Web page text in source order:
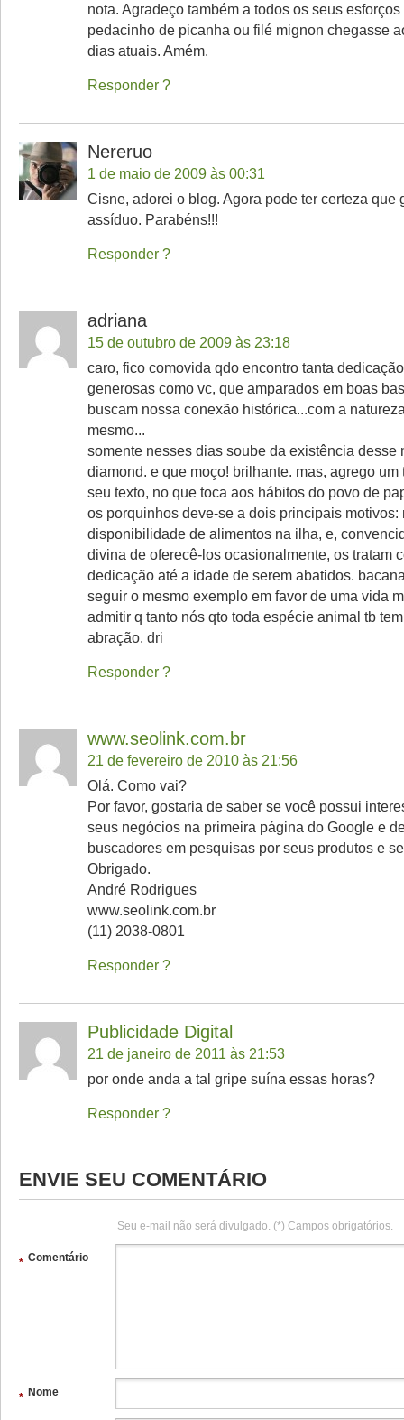
nota. Agradeço também a todos os seus
pedacinho de picanha ou filé mignon chegasse
dias atuais. Amém.
Responder
Nereruo
1 de maio de 2009 às 00:31
Cisne, adorei o blog. Agora pode ter certeza que
assíduo. Parabéns!!!
Responder
adriana
15 de outubro de 2009 às 23:18
caro, fico comovida qdo encontro tanta
generosas como vc, que amparados em boas
buscam nossa conexão histórica...com a
mesmo...
somente nesses dias soube da existência desse
diamond. e que moço! brilhante. mas, agrego um
seu texto, no que toca aos hábitos do povo de
os porquinhos deve-se a dois principais motivos:
disponibilidade de alimentos na ilha, e,
divina de oferecê-los ocasionalmente, os tratam
dedicação até a idade de serem abatidos.
seguir o mesmo exemplo em favor de uma vida
admitir q tanto nós qto toda espécie animal tb
abração. dri
Responder
www.seolink.com.br
21 de fevereiro de 2010 às 21:56
Olá. Como vai?
Por favor, gostaria de saber se você possui
seus negócios na primeira página do Google e
buscadores em pesquisas por seus produtos e
Obrigado.
André Rodrigues
www.seolink.com.br
(11) 2038-0801
Responder
Publicidade Digital
21 de janeiro de 2011 às 21:53
por onde anda a tal gripe suína essas horas?
Responder
ENVIE SEU COMENTÁRIO
Seu e-mail não será divulgado. (*) Campos obrigatórios.
Comentário
*
Nome
*